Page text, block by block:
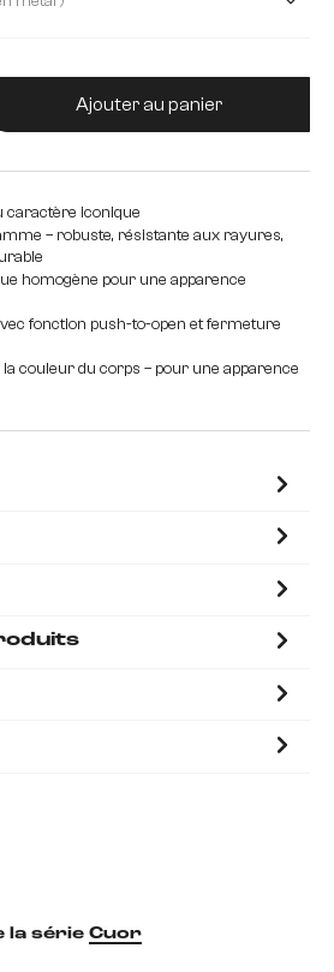
de produit : Entrez la
Ajouter au panier
caractère iconique
– robuste, résistante aux rayures,
homogène pour une apparence
fonction push-to-open et fermeture
couleur du corps – pour une apparence
la série Cuor